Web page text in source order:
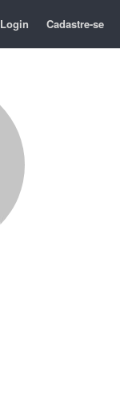
Login Cadastre-se